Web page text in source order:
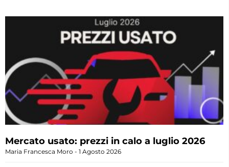
Mercato usato: prezzi in calo a luglio 2026
Maria Francesca Moro 1 Agosto 2026